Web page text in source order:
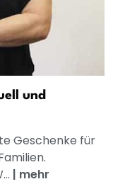
und
Geschenke für
| mehr